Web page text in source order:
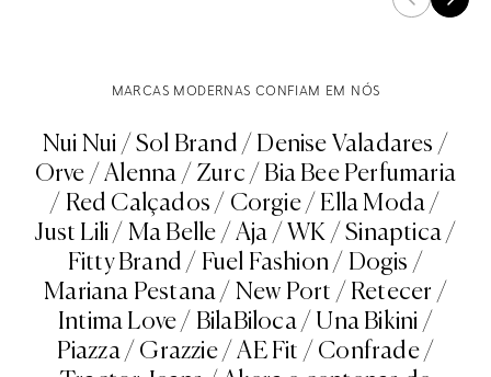
MARCAS MODERNAS CONFIAM EM NÓS
Nui Nui / Sol Brand / Denise Valadares /
Orve / Alenna / Zurc / Bia Bee Perfumaria
/ Red Calçados / Corgie / Ella Moda /
Just Lili / Ma Belle / Aja / WK / Sinaptica /
Fitty Brand / Fuel Fashion / Dogis /
Mariana Pestana / New Port / Retecer /
Intima Love / BilaBiloca / Una Bikini /
Piazza / Grazzie / AE Fit / Confrade /